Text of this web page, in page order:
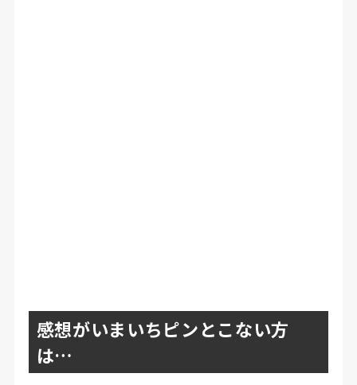
感想がいまいちピンとこない方
は…